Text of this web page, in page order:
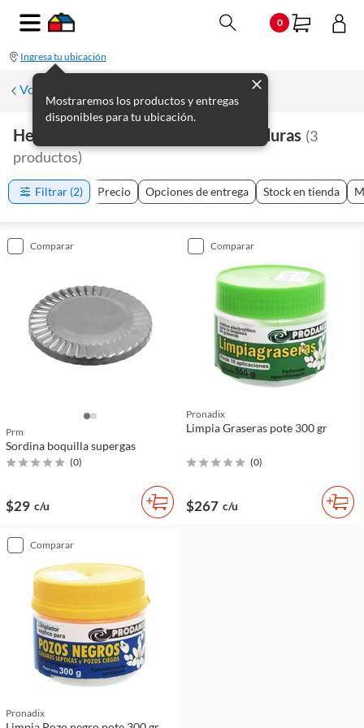
0
Ingresa tu ubicación
Mostraremos los productos y entregas
disponibles para tu ubicación.
Volver a Plomería
Herramientas De Plomería Y Soldaduras (3
productos)
Filtrar (2) Precio Opciones de entrega Stock en tienda
comparar
Prm
Sordina boquilla supergas
(0)
$29 c/u
comparar
Pronadix
Limpia Graseras pote 300 gr
(0)
$267 c/u
comparar
Pronadix